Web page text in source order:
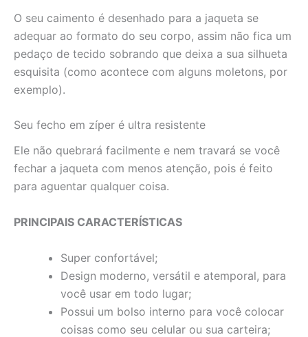
O seu caimento é desenhado para a jaqueta se
adequar ao formato do seu corpo, assim não fica um
pedaço de tecido sobrando que deixa a sua silhueta
esquisita (como acontece com alguns moletons, por
exemplo).
Seu fecho em zíper é ultra resistente
Ele não quebrará facilmente e nem travará se você
fechar a jaqueta com menos atenção, pois é feito
para aguentar qualquer coisa.
PRINCIPAIS CARACTERÍSTICAS
Super confortável;
Design moderno, versátil e atemporal, para
você usar em todo lugar;
Possui um bolso interno para você colocar
coisas como seu celular ou sua carteira;